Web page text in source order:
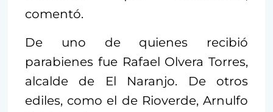
comentó.
De uno de quienes recibió
parabienes fue Rafael Olvera Torres,
alcalde de El Naranjo. De otros
ediles, como el de Rioverde, Arnulfo